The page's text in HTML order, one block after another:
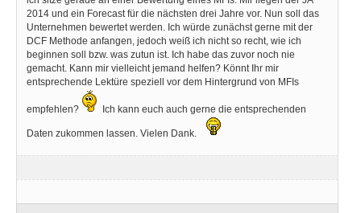
2014 und ein Forecast für die nächsten drei Jahre vor. Nun soll das
Unternehmen bewertet werden. Ich würde zunächst gerne mit der
DCF Methode anfangen, jedoch weiß ich nicht so recht, wie ich
beginnen soll bzw. was zutun ist. Ich habe das zuvor noch nie
gemacht. Kann mir vielleicht jemand helfen? Könnt Ihr mir
entsprechende Lektüre speziell vor dem Hintergrund von MFIs
empfehlen? Ich kann euch auch gerne die entsprechenden
Daten zukommen lassen. Vielen Dank.